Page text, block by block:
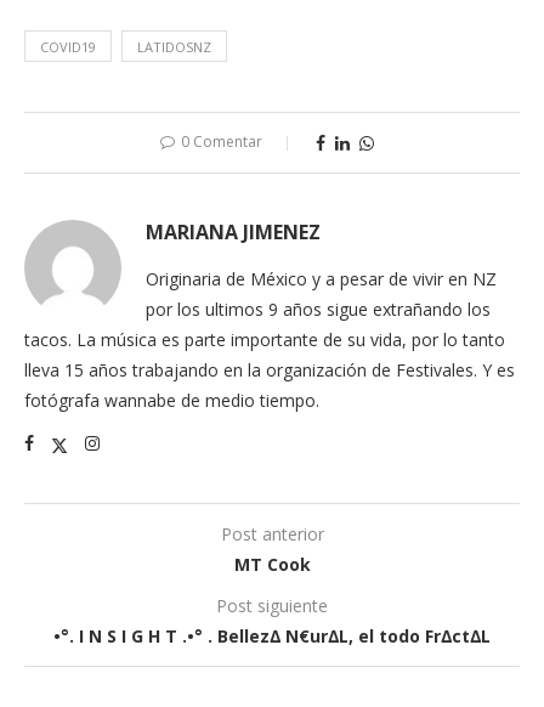
COVID19 LATIDOSNZ
0 Comentar
MARIANA JIMENEZ
Originaria de México y a pesar de vivir en NZ
por los ultimos 9 años sigue extrañando los
tacos. La música es parte importante de su vida, por lo tanto
lleva 15 años trabajando en la organización de Festivales. Y es
fotógrafa wannabe de medio tiempo.
Post anterior
MT Cook
Post siguiente
•°. I N S I G H T .•° . Bellez∆ N€ur∆L, el todo Fr∆ct∆L